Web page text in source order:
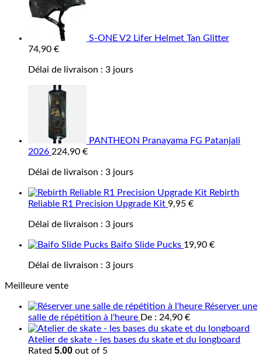
S-ONE V2 Lifer Helmet Tan Glitter
74,90 €
Délai de livraison : 3 jours
PANTHEON Pranayama FG Patanjali
2026 224,90 €
Délai de livraison : 3 jours
Rebirth
Reliable R1 Precision Upgrade Kit 9,95 €
Délai de livraison : 3 jours
Baifo Slide Pucks 19,90 €
Délai de livraison : 3 jours
Meilleure vente
Réserver une
salle de répétition à l'heure De : 24,90 €
Atelier de skate - les bases du skate et du longboard
Rated 5.00 out of 5